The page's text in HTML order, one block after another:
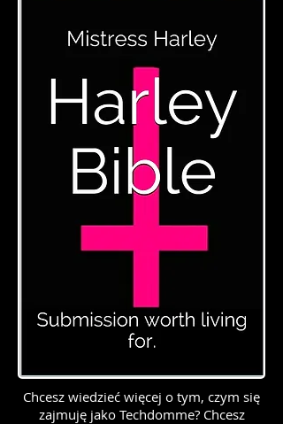
Chcesz wiedzieć więcej o tym, czym się
zajmuję jako Techdomme? Chcesz